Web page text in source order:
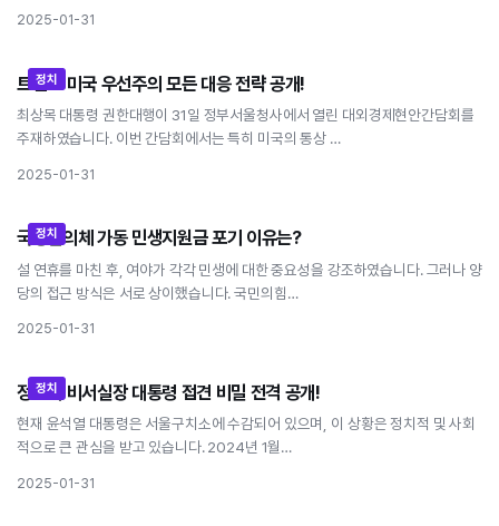
2025-01-31
트럼프 미국 우선주의 모든 대응 전략 공개!
트럼프 미국 우선주의 모든 대응 전략 공개!
최상목 대통령 권한대행이 31일 정부서울청사에서 열린 대외경제현안간담회를
주재하였습니다. 이번 간담회에서는 특히 미국의 통상 …
2025-01-31
정치
국정협의체 가동 민생지원금 포기 이유는?
국정협의체 가동 민생지원금 포기 이유는?
설 연휴를 마친 후, 여야가 각각 민생에 대한 중요성을 강조하였습니다. 그러나 양
당의 접근 방식은 서로 상이했습니다. 국민의힘…
2025-01-31
정치
정진석 비서실장 대통령 접견 비밀 전격 공개!
정진석 비서실장 대통령 접견 비밀 전격 공개!
현재 윤석열 대통령은 서울구치소에 수감되어 있으며, 이 상황은 정치적 및 사회
적으로 큰 관심을 받고 있습니다. 2024년 1월…
2025-01-31
정치